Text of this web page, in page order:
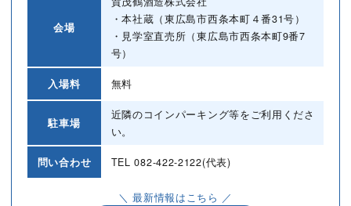
会場
・本社蔵（東広島市西条本町４番31号）
・見学室直売所（東広島市西条本町9番7
号）
入場料 無料
駐車場
近隣のコインパーキング等をご利用くださ
い。
問い合わせ TEL082-422-2122(代表)
＼ 最新情報はこちら ／